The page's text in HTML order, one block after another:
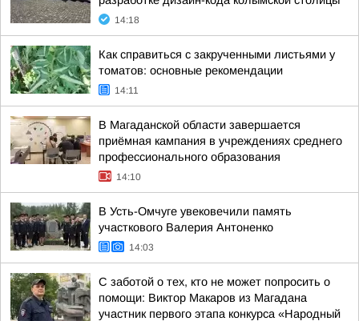
14:18
Как справиться с закрученными листьями у
томатов: основные рекомендации
14:11
В Магаданской области завершается
приёмная кампания в учреждениях среднего
профессионального образования
14:10
В Усть-Омчуге увековечили память
участкового Валерия Антоненко
14:03
С заботой о тех, кто не может попросить о
помощи: Виктор Макаров из Магадана
участник первого этапа конкурса «Народный